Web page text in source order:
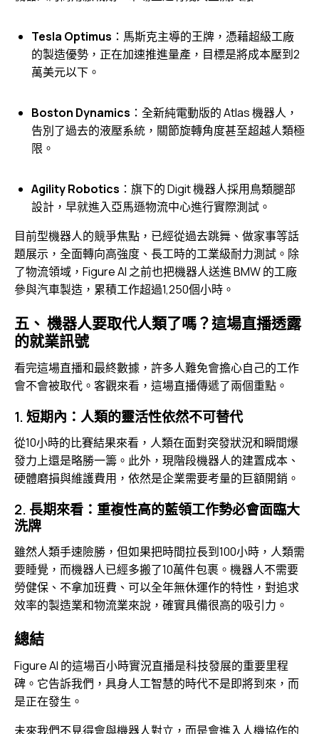
Tesla Optimus ：馬斯克主導的王牌，憑藉超級工廠
的製造優勢，正在加速推進量產，目標是將成本壓到2
萬美元以下。
Boston Dynamics ：全新純電動版的 Atlas 機器人，
告別了過去的液壓系統，關節旋轉角度甚至超越人類極
限。
Agility Robotics ：旗下的 Digit 機器人採用鳥類腿部
設計，早就進入亞馬遜物流中心進行實際測試。
目前型機器人的競爭焦點，已經從過去跳舞、做家事等話
題展示，全面轉向高強度、長工時的工業級耐力測試。除
了物流領域，Figure AI 之前也把機器人送進 BMW 的工廠
參與汽車製造，累積工作超過1,250個小時。
五、 機器人要取代人類了嗎？這場直播透露
的就業訊號
看完這場直播和最終數據，許多人難免會擔心自己的工作
會不會被取代。客觀來看，這場直播傳遞了兩個重點。
1. 短期內：人類的靈活性依然不可替代
從10小時的比賽結果來看，人類在面對突發狀況和瞬間爆
發力上還是略勝一籌。此外，現階段機器人的建置成本、
硬體磨損與維護費用，依然是企業需要考量的巨額開銷。
2. 長期來看：重複性高的藍領工作勢必會面臨大
洗牌
雖然人類手速險勝，但如果把時間拉長到100小時，人類需
要睡覺，而機器人已經多搬了10萬件包裹。機器人不需要
勞健保、不拿加班費、可以全年無休運作的特性，對追求
效率的製造業和物流業來說，確實具備很高的吸引力。
總結
Figure AI 的這場百小時實況直播是科技發展的重要里程
碑。它告訴我們，具身人工智慧的時代不是即將到來，而
是正在發生。
未來我們不見得會與機器人對立，而是會進入人機協作的